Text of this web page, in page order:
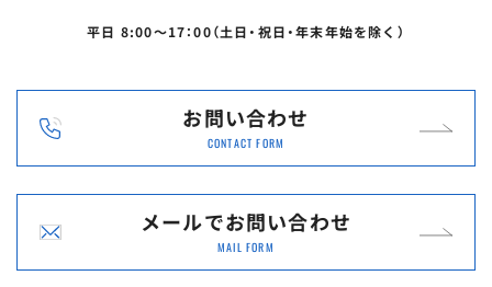
平日 8:00〜17：00（土日・祝日・年末年始を除く）
お問い合わせ
CONTACT FORM
メールでお問い合わせ
MAIL FORM